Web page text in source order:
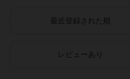
最近登録された順
レビューあり